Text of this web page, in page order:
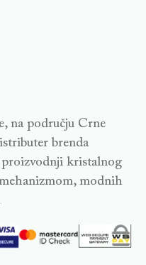
na području Crne
brenda
proizvodnji kristalnog
modnih